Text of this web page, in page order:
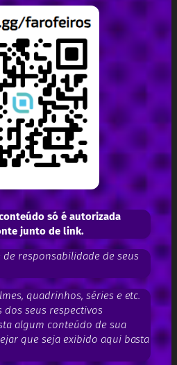
só é autorizada
junto de link.
responsabilidade de seus
quadrinhos, séries e etc.
seus respectivos
algum conteúdo de sua
que seja exibido aqui basta